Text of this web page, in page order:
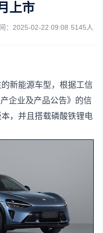
上市
：2025-02-22 09:08 5145人
新能源车型，根据工信
企业及产品公告》的信
，并且搭载磷酸铁锂电